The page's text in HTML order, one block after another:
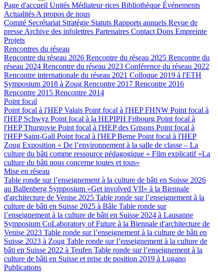
Page d'accueil Unités Médiateur·rices Bibliothèque Événements
Actualités A propos de nous
Comité Secrétariat Stratégie Statuts Rapports annuels Revue de
presse Archive des infolettres Partenaires Contact Dons Empreinte
Projets
Rencontres du réseau
Rencontre du réseau 2026 Rencontre du réseau 2025 Rencontre du
réseau 2024 Rencontre du réseau 2023 Conférence du réseau 2022
Rencontre internationale du réseau 2021 Colloque 2019 à l'ETH
Symposium 2018 à Zoug Rencontre 2017 Rencontre 2016
Rencontre 2015 Rencontre 2014
Point focal
Point focal à l'HEP Valais Point focal à l'HEP FHNW Point focal à
l'HEP Schwyz Point focal à la HEPIPH Fribourg Point focal à
l'HEP Thurgovie Point focal à l'HEP des Grisons Point focal à
l'HEP Saint-Gall Point focal à l'HEP Berne Point focal à l'HEP
Zoug Exposition « De l’environnement à la salle de classe – La
culture du bâti comme ressource pédagogique » Film explicatif «La
culture du bâti nous concerne toutes et tous»
Mise en réseau
Table ronde sur l’enseignement à la culture de bâti en Suisse 2026
au Ballenberg Symposium «Get involved VII» à la Biennale
d'architecture de Venise 2025 Table ronde sur l’enseignement à la
culture de bâti en Suisse 2025 à Bâle Table ronde sur
l’enseignement à la culture de bâti en Suisse 2024 à Lausanne
Symposium CoLaboratory of Future à la Biennale d'architecture de
Venise 2023 Table ronde sur l’enseignement à la culture de bâti en
Suisse 2023 à Zoug Table ronde sur l’enseignement à la culture de
bâti en Suisse 2022 à Teufen Table ronde sur l’enseignement à la
culture de bâti en Suisse et prise de position 2019 à Lugano
Publications